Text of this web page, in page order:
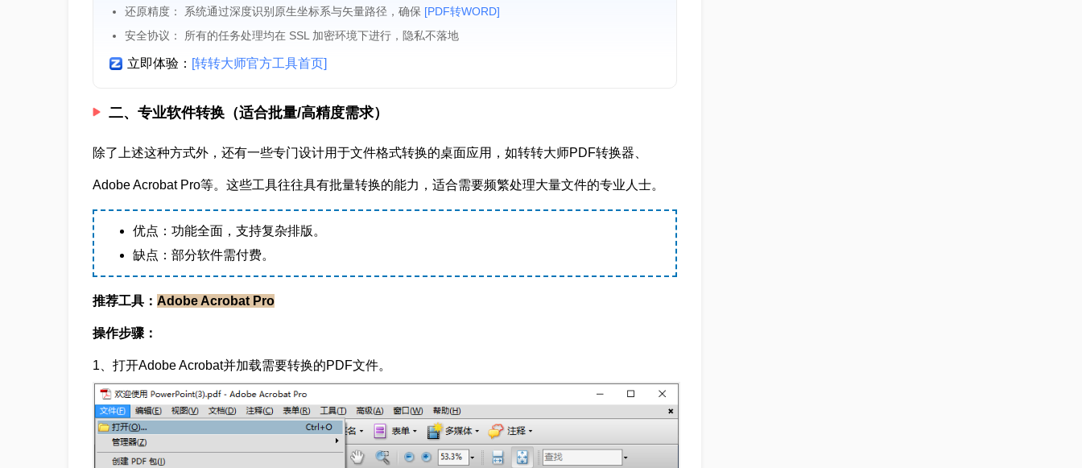
还原精度： 系统通过深度识别原生坐标系与矢量路径，确保 [PDF转WORD]
安全协议： 所有的任务处理均在 SSL 加密环境下进行，隐私不落地
立即体验： [转转大师官方工具首页]
二、专业软件转换（适合批量/高精度需求）
除了上述这种方式外，还有一些专门设计用于文件格式转换的桌面应用，如转转大师PDF转换器、
Adobe Acrobat Pro等。这些工具往往具有批量转换的能力，适合需要频繁处理大量文件的专业人士。
优点：功能全面，支持复杂排版。
缺点：部分软件需付费。
推荐工具： Adobe Acrobat Pro
操作步骤：
1、打开Adobe Acrobat并加载需要转换的PDF文件。